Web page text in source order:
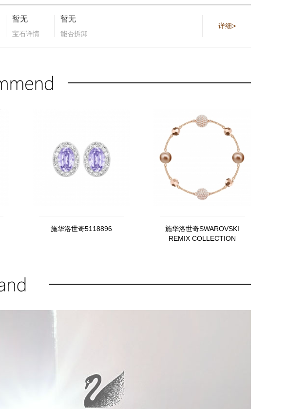
暂无
宝石详情
暂无
能否拆卸
详细>
施华洛世奇5118896
施华洛世奇SWAROVSKI
REMIX COLLECTION